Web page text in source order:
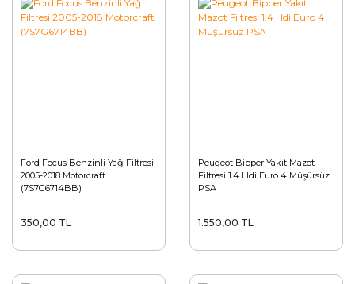
Ford Focus Benzinli Yağ Filtresi
2005-2018 Motorcraft
(7S7G6714BB)
350,00 TL
Peugeot Bipper Yakıt Mazot
Filtresi 1.4 Hdi Euro 4 Müşürsüz
PSA
1.550,00 TL